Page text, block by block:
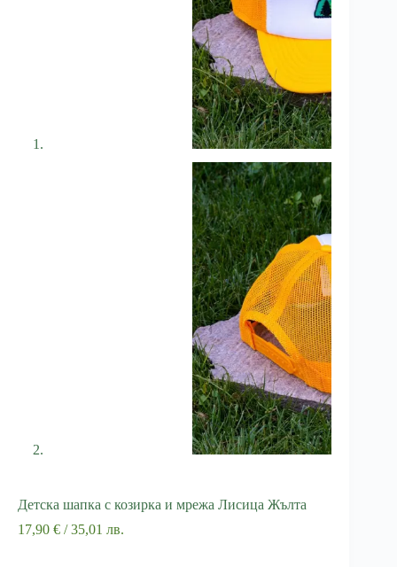
Детска шапка с козирка и мрежа Лисица Жълта
17,90 € / 35,01 лв.